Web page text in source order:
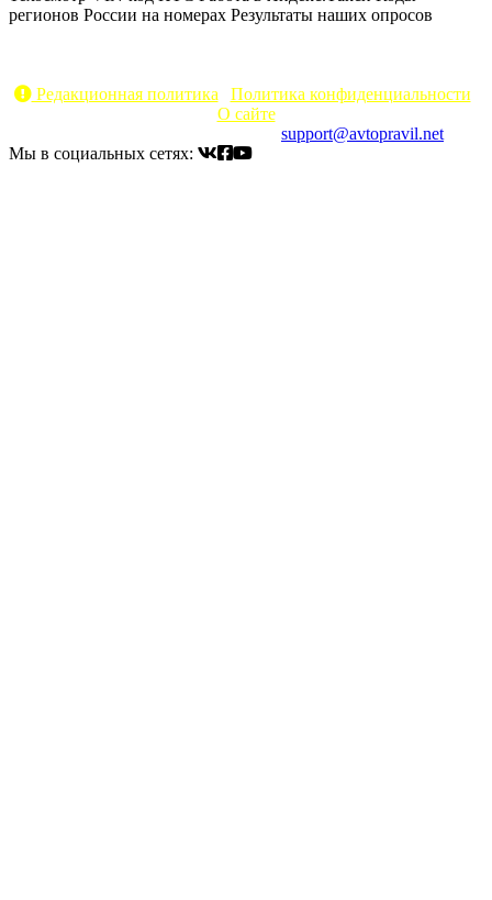
регионов России на номерах Результаты наших опросов
Редакционная политика
Политика конфиденциальности
О сайте
support@avtopravil.net
Мы в социальных сетях: